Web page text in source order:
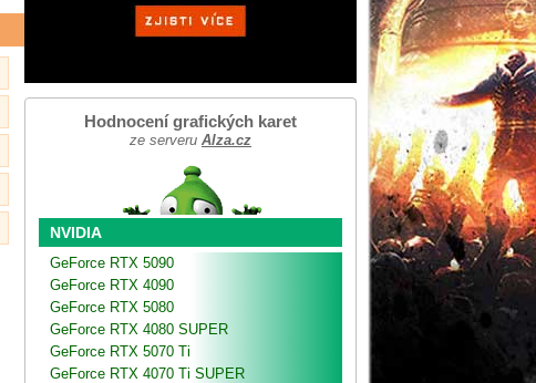
Hodnocení grafických karet
ze serveru Alza.cz
NVIDIA
GeForce RTX 5090
GeForce RTX 4090
GeForce RTX 5080
GeForce RTX 4080 SUPER
GeForce RTX 5070 Ti
GeForce RTX 4070 Ti SUPER